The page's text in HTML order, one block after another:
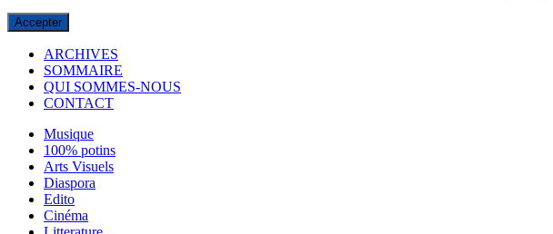
Accepter
ARCHIVES
SOMMAIRE
QUI SOMMES-NOUS
CONTACT
Musique
100% potins
Arts Visuels
Diaspora
Edito
Cinéma